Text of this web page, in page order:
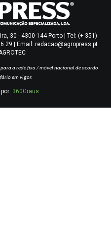
30 - 4300-144 Porto | Tel: (+ 351)
29 | Email: redacao@agropress.pt
a rede fixa / móvel nacional de acordo
em vigor.
360Graus